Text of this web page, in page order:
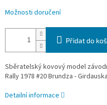
Možnosti doručení
Přidat do
Sběratelský kovový model
Rally 1978 #20 Brundza -
Detailní informace